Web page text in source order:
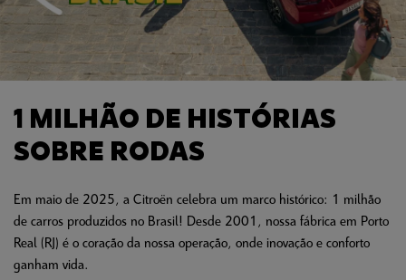
1 MILHÃO DE HISTÓRIAS
SOBRE RODAS
Em maio de 2025, a Citroën celebra um marco histórico: 1 milhão
de carros produzidos no Brasil! Desde 2001, nossa fábrica em Porto
Real (RJ) é o coração da nossa operação, onde inovação e conforto
ganham vida.